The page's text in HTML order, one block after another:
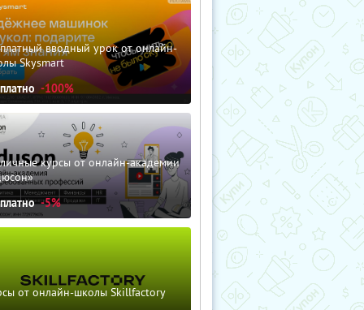
вводный урок от онлайн-
Skysmart
-100%
курсы от онлайн-академии
-5%
от онлайн-школы Skillfactory